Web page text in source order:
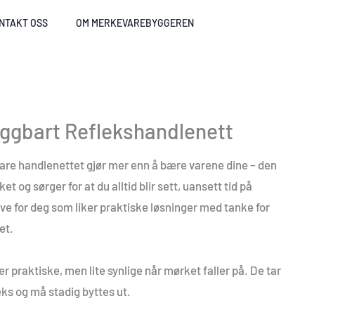
OSS OM MERKEVAREBYGGEREN
Reflekshandlenett
handlenettet gjør mer enn å bære varene dine – den
og sørger for at du alltid blir sett, uansett tid på
for deg som liker praktiske løsninger med tanke for
praktiske, men lite synlige når mørket faller på. De tar
og må stadig byttes ut.